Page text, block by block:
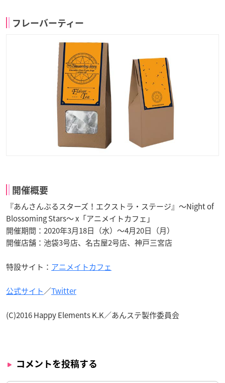
フレーバーティー
開催概要
『あんさんぶるスターズ！エクストラ・ステージ』～Night of
Blossoming Stars～ x「アニメイトカフェ」
開催期間：2020年3月18日（水）～4月20日（月）
開催店舗：池袋3号店、名古屋2号店、神戸三宮店
特設サイト： アニメイトカフェ
公式サイト／Twitter
(C)2016 Happy Elements K.K／あんステ製作委員会
コメントを投稿する